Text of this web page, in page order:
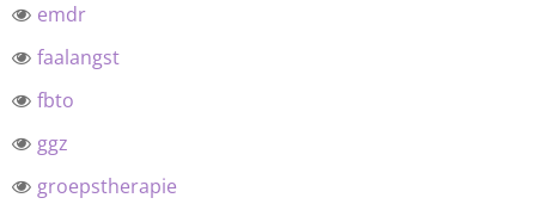
emdr
faalangst
fbto
ggz
groepstherapie